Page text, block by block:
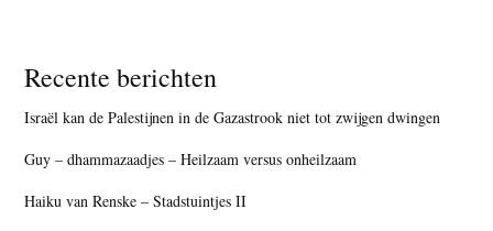
Recente berichten
Israël kan de Palestijnen in de Gazastrook niet tot zwijgen dwingen
Guy – dhammazaadjes – Heilzaam versus onheilzaam
Haiku van Renske – Stadstuintjes II